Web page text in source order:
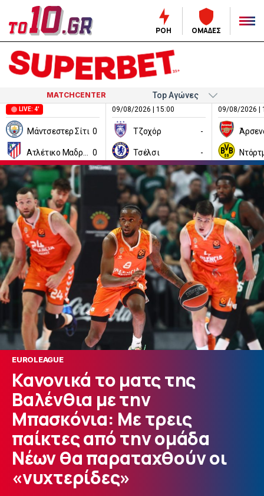
ΡΟΗ ΟΜΑΔΕΣ
MATCHCENTER
LIVE: 4'
Μάντσεστερ Σίτι 0
0
09/08/2026 | 15:00
Τζοχόρ -
Τσέλσι -
09/08/2026 |
EUROLEAGUE
Κανονικά το ματς της
Βαλένθια με την
Μπασκόνια: Με τρεις
παίκτες από την ομάδα
Νέων θα παραταχθούν οι
«νυχτερίδες»